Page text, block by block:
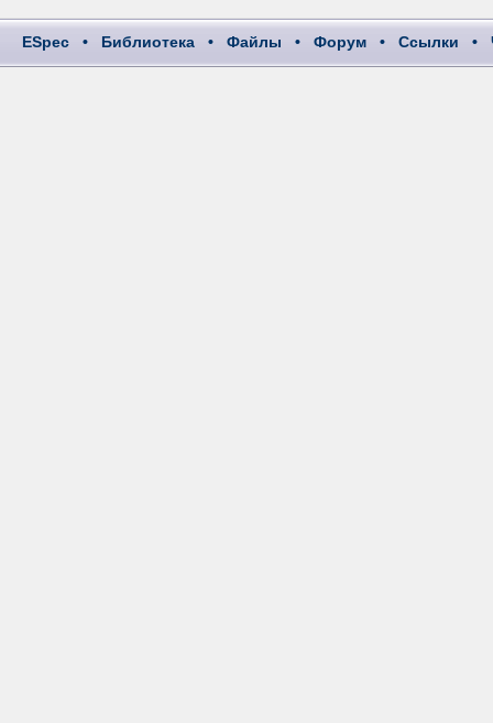
ESpec • Библиотека • Файлы • Форум • Ссылки •